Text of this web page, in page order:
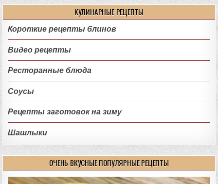
КУЛИНАРНЫЕ РЕЦЕПТЫ
Короткие рецепты блинов
Видео рецепты
Ресторанные блюда
Соусы
Рецепты заготовок на зиму
Шашлыки
ОЧЕНЬ ВКУСНЫЕ ПОПУЛЯРНЫЕ РЕЦЕПТЫ